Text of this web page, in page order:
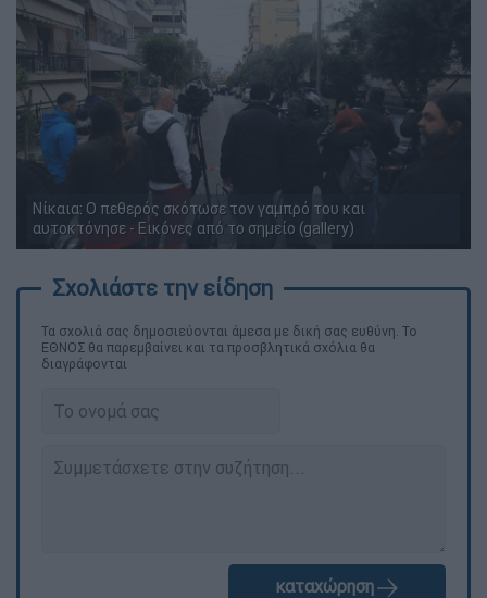
Νίκαια: Ο πεθερός σκότωσε τον γαμπρό του και
αυτοκτόνησε - Εικόνες από το σημείο (gallery)
Τα σχολιά σας δημοσιεύονται άμεσα με δική σας ευθύνη. Το
ΕΘΝΟΣ θα παρεμβαίνει και τα προσβλητικά σχόλια θα
διαγράφονται
καταχώρηση